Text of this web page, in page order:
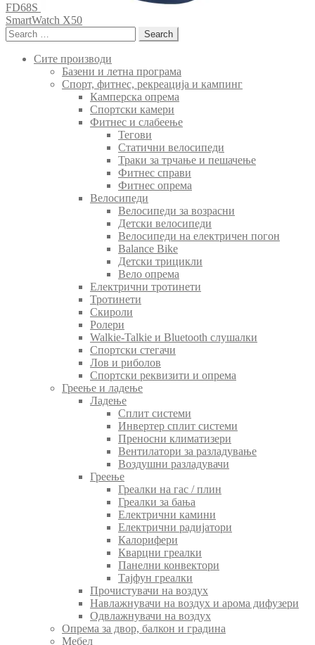
FD68S
SmartWatch X50
Search
for:
Сите производи
Базени и летна програма
Спорт, фитнес, рекреација и кампинг
Камперска опрема
Спортски камери
Фитнес и слабеење
Тегови
Статични велосипеди
Траки за трчање и пешачење
Фитнес справи
Фитнес опрема
Велосипеди
Велосипеди за возрасни
Детски велосипеди
Велосипеди на електричен погон
Balance Bike
Детски трицикли
Вело опрема
Електрични тротинети
Тротинети
Скироли
Ролери
Walkie-Talkie и Bluetooth слушалки
Спортски стегачи
Лов и риболов
Спортски реквизити и опрема
Греење и ладење
Ладење
Сплит системи
Инвертер сплит системи
Преносни климатизери
Вентилатори за разладување
Воздушни разладувачи
Греење
Греалки на гас / плин
Греалки за бања
Електрични камини
Електрични радијатори
Калорифери
Кварцни греалки
Панелни конвектори
Тајфун греалки
Прочистувачи на воздух
Навлажнувачи на воздух и арома дифузери
Одвлажнувачи на воздух
Опрема за двор, балкон и градина
Мебел